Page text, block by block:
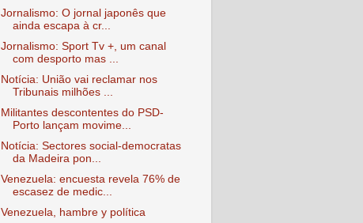
Jornalismo: O jornal japonês que
ainda escapa à cr...
Jornalismo: Sport Tv +, um canal
com desporto mas ...
Notícia: União vai reclamar nos
Tribunais milhões ...
Militantes descontentes do PSD-
Porto lançam movime...
Notícia: Sectores social-democratas
da Madeira pon...
Venezuela: encuesta revela 76% de
escasez de medic...
Venezuela, hambre y política